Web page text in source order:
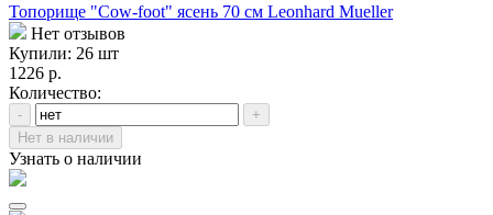
Топорище "Cow-foot" ясень 70 см Leonhard Mueller
Нет отзывов
Купили: 26 шт
1226 р.
Количество:
-
+
Нет в наличии
Узнать о наличии